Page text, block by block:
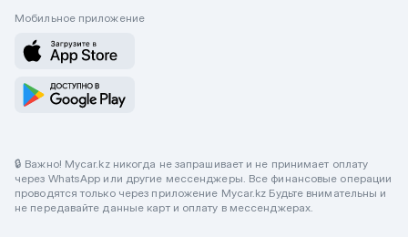
Мобильное приложение
🔒 Важно! Mycar.kz никогда не запрашивает и не принимает оплату
через WhatsApp или другие мессенджеры. Все финансовые операции
проводятся только через приложение Mycar.kz Будьте внимательны и
не передавайте данные карт и оплату в мессенджерах.